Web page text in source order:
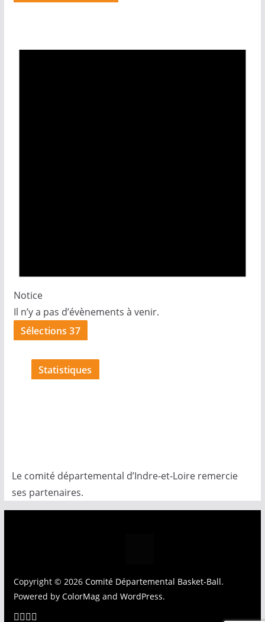
Notice
Il n’y a pas d’évènements à venir.
Sélections 37
Statistiques
Le comité départemental d’Indre-et-Loire remercie
ses partenaires.
Copyright © 2026 Comité Départemental Basket-Ball.
Powered by ColorMagand WordPress.